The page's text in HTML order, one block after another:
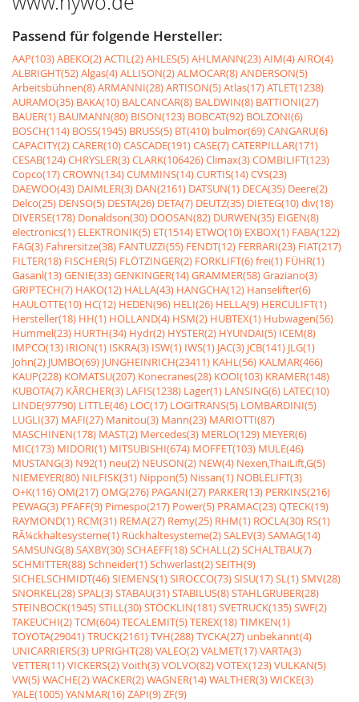
Passend für folgende Hersteller:
AAP(103)ABEKO(2)ACTIL(2)AHLES(5)AHLMANN(23)AIM(4)AIRO(4)
ALBRIGHT(52)Algas(4)ALLISON(2)ALMOCAR(8)ANDERSON(5)
Arbeitsbühnen(8)ARMANNI(28)ARTISON(5)Atlas(17)ATLET(1238)
AURAMO(35) BAKA(10) BALCANCAR(8) BALDWIN(8) BATTIONI(27)
BAUER(1) BAUMANN(80) BISON(123) BOBCAT(92) BOLZONI(6)
BOSCH(114) BOSS(1945) BRUSS(5) BT(410) bulmor(69)CANGARU(6)
CAPACITY(2)CARER(10)CASCADE(191)CASE(7)CATERPILLAR(171)
CESAB(124)CHRYSLER(3)CLARK(106426)Climax(3)COMBILIFT(123)
Copco(17)CROWN(134)CUMMINS(14)CURTIS(14)CVS(23)
DAEWOO(43) DAIMLER(3) DAN(2161) DATSUN(1) DECA(35) Deere(2)
Delco(25) DENSO(5) DESTA(26) DETA(7) DEUTZ(35) DIETEG(10)div(18)
DIVERSE(178) Donaldson(30) DOOSAN(82) DURWEN(35) EIGEN(8)
electronics(1) ELEKTRONIK(5) ET(1514) ETWO(10) EXBOX(1) FABA(122)
FAG(3) Fahrersitze(38) FANTUZZI(55) FENDT(12) FERRARI(23) FIAT(217)
FILTER(18) FISCHER(5) FLÖTZINGER(2) FORKLIFT(6)frei(1) FÜHR(1)
Gasanl(13)GENIE(33)GENKINGER(14)GRAMMER(58)Graziano(3)
GRIPTECH(7) HAKO(12) HALLA(43) HANGCHA(12) Hanselifter(6)
HAULOTTE(10) HC(12) HEDEN(96) HELI(26) HELLA(9) HERCULIFT(1)
Hersteller(18) HH(1) HOLLAND(4) HSM(2) HUBTEX(1) Hubwagen(56)
Hummel(23) HURTH(34) Hydr(2) HYSTER(2) HYUNDAI(5) ICEM(8)
IMPCO(13) IRION(1) ISKRA(3) ISW(1) IWS(1) JAC(3) JCB(141) JLG(1)
John(2) JUMBO(69) JUNGHEINRICH(23411) KAHL(56) KALMAR(466)
KAUP(228) KOMATSU(207) Konecranes(28) KOOI(103) KRAMER(148)
KUBOTA(7) KÃRCHER(3) LAFIS(1238) Lager(1) LANSING(6) LATEC(10)
LINDE(97790) LITTLE(46) LOC(17) LOGITRANS(5) LOMBARDINI(5)
LUGLI(37) MAFI(27) Manitou(3) Mann(23) MARIOTTI(87)
MASCHINEN(178) MAST(2) Mercedes(3) MERLO(129) MEYER(6)
MIC(173) MIDORI(1) MITSUBISHI(674) MOFFET(103) MULE(46)
MUSTANG(3) N92(1) neu(2) NEUSON(2) NEW(4) Nexen,ThaiLift,G(5)
NIEMEYER(80) NILFISK(31) Nippon(5) Nissan(1) NOBLELIFT(3)
O+K(116)OM(217)OMG(276) PAGANI(27) PARKER(13) PERKINS(216)
PEWAG(3) PFAFF(9) Pimespo(217) Power(5) PRAMAC(23)QTECK(19)
RAYMOND(1) RCM(31) REMA(27) Remy(25) RHM(1) ROCLA(30) RS(1)
RÃ¼ckhaltesysteme(1) Rückhaltesysteme(2)SALEV(3)SAMAG(14)
SAMSUNG(8)SAXBY(30)SCHAEFF(18)SCHALL(2)SCHALTBAU(7)
SCHMITTER(88)Schneider(1)Schwerlast(2)SEITH(9)
SICHELSCHMIDT(46)SIEMENS(1)SIROCCO(73)SISU(17)SL(1)SMV(28)
SNORKEL(28)SPAL(3)STABAU(31)STABILUS(8)STAHLGRUBER(28)
STEINBOCK(1945)STILL(30)STÖCKLIN(181)SVETRUCK(135)SWF(2)
TAKEUCHI(2)TCM(604)TECALEMIT(5)TEREX(18)TIMKEN(1)
TOYOTA(29041)TRUCK(2161)TVH(288)TYCKA(27) unbekannt(4)
UNICARRIERS(3) UPRIGHT(28)VALEO(2)VALMET(17)VARTA(3)
VETTER(11)VICKERS(2)Voith(3)VOLVO(82)VOTEX(123)VULKAN(5)
VW(5)WACHE(2)WACKER(2)WAGNER(14)WALTHER(3)WICKE(3)
YALE(1005)YANMAR(16)ZAPI(9)ZF(9)